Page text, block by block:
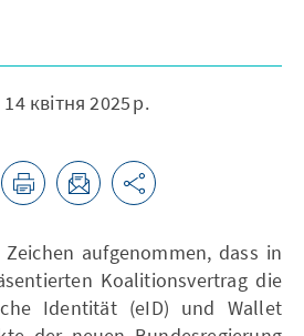
14 квітня 2025 р.
aufgenommen, dass in
Koalitionsvertrag die
Identität (eID) und Wallet